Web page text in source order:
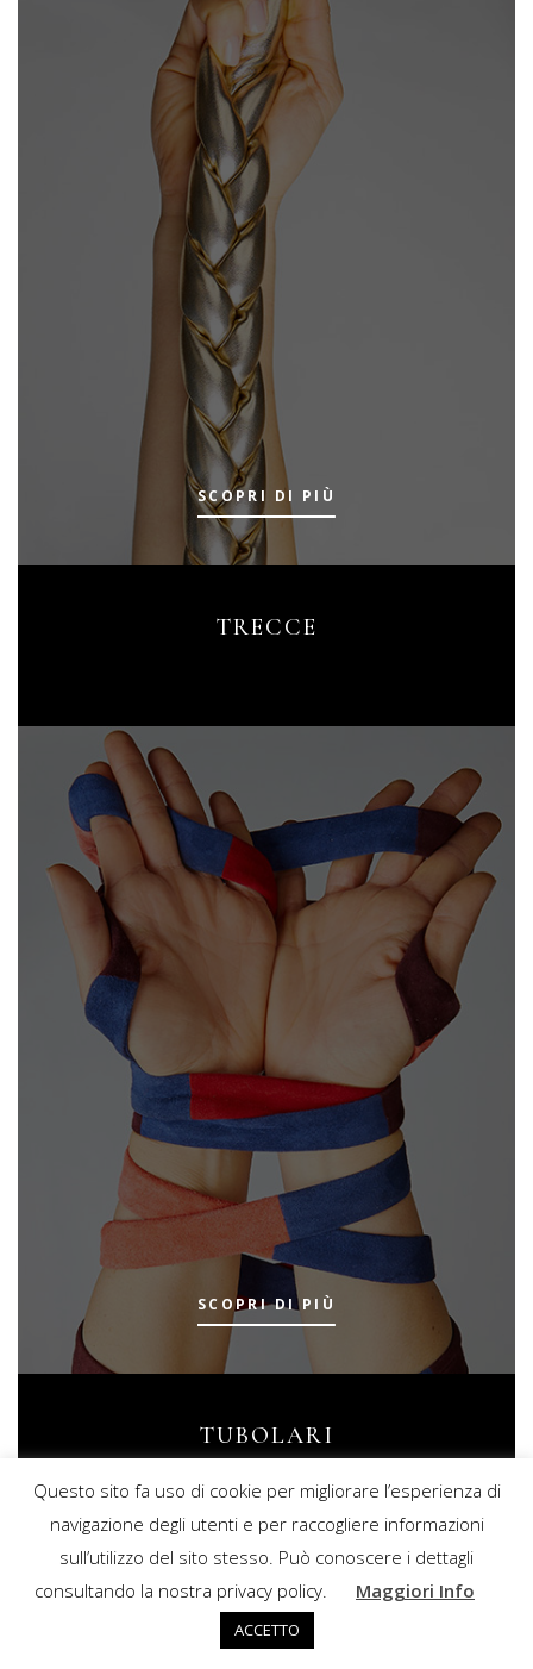
SCOPRI DI PIÙ
TRECCE
SCOPRI DI PIÙ
TUBOLARI
Questo sito fa uso di cookie per migliorare l’esperienza di
navigazione degli utenti e per raccogliere informazioni
sull’utilizzo del sito stesso. Può conoscere i dettagli
consultando la nostra privacy policy.
Maggiori Info
ACCETTO